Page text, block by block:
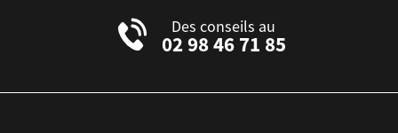
Des conseils au
02 98 46 71 85